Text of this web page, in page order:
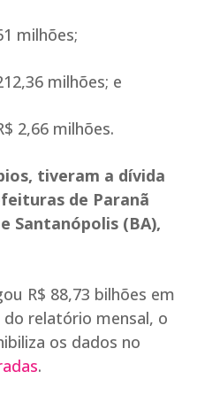
milhões;
milhões; e
2,66 milhões.
tiveram a dívida
de Paranã
Santanópolis (BA),
R$ 88,73 bilhões em
relatório mensal, o
os dados no
.